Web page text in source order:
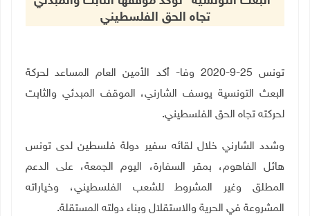
تجاه الحق الفلسطيني
تونس 25-9-2020 وفا- أكد الأمين العام المساعد لحركة
البعث التونسية يوسف الشارني، الموقف المبدئي والثابت
لحركته تجاه الحق الفلسطيني.
وشدد الشارني خلال لقائه سفير دولة فلسطين لدى تونس
هائل الفاهوم، بمقر السفارة، اليوم الجمعة، على الدعم
المطلق وغير المشروط للشعب الفلسطيني، وخياراته
المشروعة في الحرية والاستقلال وبناء دولته المستقلة.